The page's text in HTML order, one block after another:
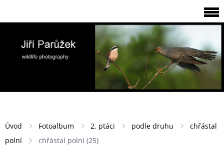
Úvod Fotoalbum 2. ptáci podle druhu
chřástal
polní
chřástal polní (25)